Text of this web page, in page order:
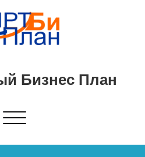
Бизнес План
Показать/
навигацию